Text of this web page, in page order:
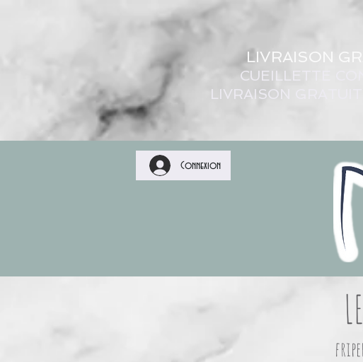
LIVRAISON
CUEILLETTE
LIVRAISON
Connexion